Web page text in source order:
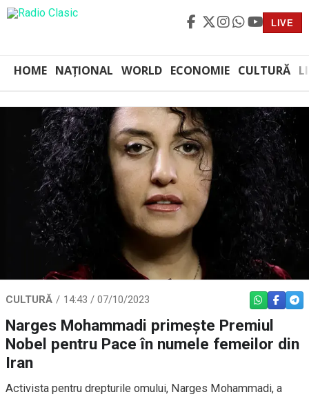
LIVE
HOME NAȚIONAL WORLD ECONOMIE CULTURĂ
CULTURĂ 14:43 / 07/10/2023 WHATSAPP
Narges Mohammadi primește Premiul
Nobel pentru Pace în numele femeilor din
Iran
Activista pentru drepturile omului, Narges Mohammadi, a